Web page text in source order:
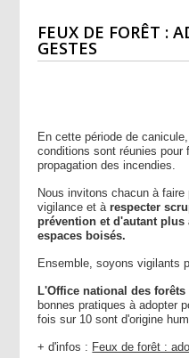
FEUX DE FORÊT :
GESTES
En cette période de
conditions sont réunies
propagation des incendies.
Nous invitons chacun à
vigilance et àrespecter
prévention et d'autant
espaces boisés.
Ensemble, soyons vigilants
L'Office national des forêts
bonnes pratiques à adopter
fois sur 10 sont d'origine
+ d'infos : Feux de forêt :